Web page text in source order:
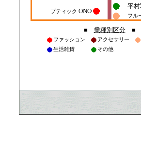
■ 業種別区分■
ファッション アクセサリー
生活雑貨
その他